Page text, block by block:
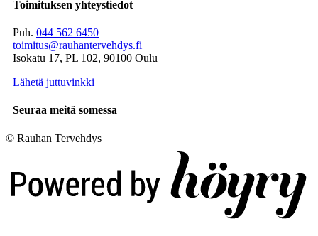
Toimituksen yhteystiedot
Puh. 044 562 6450
toimitus@rauhantervehdys.fi
Isokatu 17, PL 102, 90100 Oulu
Lähetä juttuvinkki
Seuraa meitä somessa
© Rauhan Tervehdys